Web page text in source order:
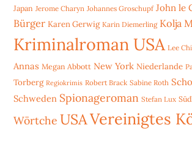
Japan Jerome Charyn Johannes Groschupf John le
Bürger Karen Gerwig Karin Diemerling Kolja
Kriminalroman USA Lee
Annas Megan Abbott New York Niederlande
Torberg Regiokrimis Robert Brack Sabine Roth
Schweden Spionageroman Stefan Lux
Wörtche USAVereinigtes